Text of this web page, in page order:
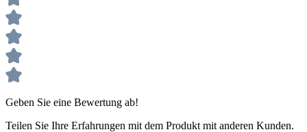
Geben Sie eine Bewertung ab!
Teilen Sie Ihre Erfahrungen mit dem Produkt mit anderen Kunden.